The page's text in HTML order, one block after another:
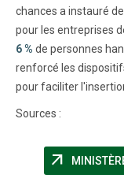
chances a instauré
pour les entreprises
6 % de personnes
renforcé les
pour faciliter
Sources :
arrow_outward